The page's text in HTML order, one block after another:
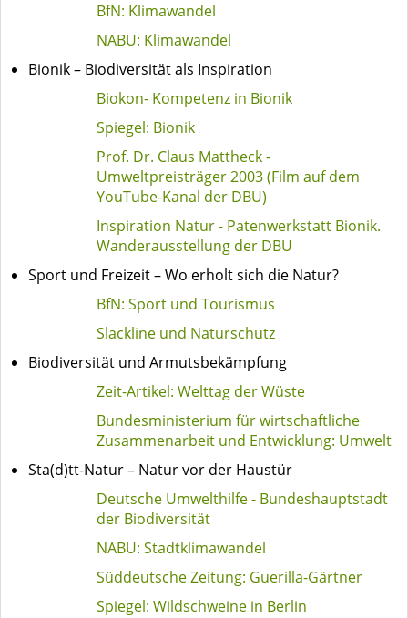
BfN: Klimawandel
NABU: Klimawandel
Bionik – Biodiversität als Inspiration
Biokon- Kompetenz in Bionik
Spiegel: Bionik
Prof. Dr. Claus Mattheck -
Umweltpreisträger 2003 (Film auf dem
YouTube-Kanal der DBU)
Inspiration Natur - Patenwerkstatt Bionik.
Wanderausstellung der DBU
Sport und Freizeit – Wo erholt sich die Natur?
BfN: Sport und Tourismus
Slackline und Naturschutz
Biodiversität und Armutsbekämpfung
Zeit-Artikel: Welttag der Wüste
Bundesministerium für wirtschaftliche
Zusammenarbeit und Entwicklung: Umwelt
Sta(d)tt-Natur – Natur vor der Haustür
Deutsche Umwelthilfe - Bundeshauptstadt
der Biodiversität
NABU: Stadtklimawandel
Süddeutsche Zeitung: Guerilla-Gärtner
Spiegel: Wildschweine in Berlin